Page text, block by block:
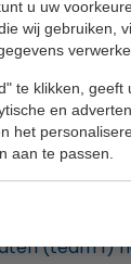
u uw
wij gebruiken,
te klikken,
en
het
aan te passen.
door
of 5)
(team 1)